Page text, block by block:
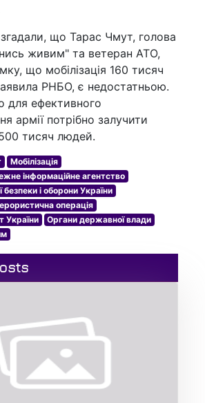
що Тарас Чмут, голова
живим" та ветеран АТО,
що мобілізація 160 тисяч
РНБО, є недостатньою.
для ефективного
армії потрібно залучити
тисяч людей.
Мобілізація
інформаційне агентство
безпеки і оборони України
операція
України
Органи державної влади